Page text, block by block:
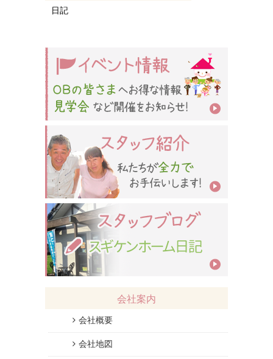
日記
会社案内
会社概要
会社地図